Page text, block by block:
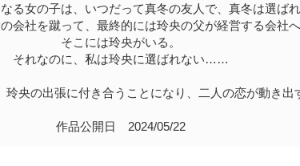
る女の子は、いつだって真冬の友人で、真冬は選ばれ
会社を蹴って、最終的には玲央の父が経営する会社へ
そこには玲央がいる。
それなのに、私は玲央に選ばれない……
玲央の出張に付き合うことになり、二人の恋が動き出
作品公開日 2024/05/22